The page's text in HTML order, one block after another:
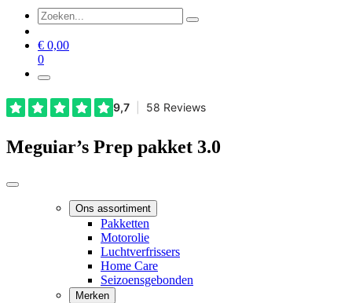
€ 0,00
0
Meguiar’s Prep pakket 3.0
Ons assortiment
Pakketten
Motorolie
Luchtverfrissers
Home Care
Seizoensgebonden
Merken